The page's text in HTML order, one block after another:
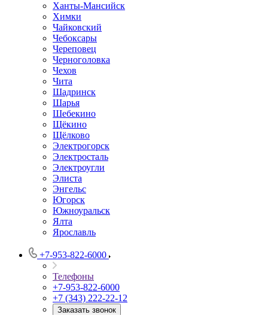
Ханты-Мансийск
Химки
Чайковский
Чебоксары
Череповец
Черноголовка
Чехов
Чита
Шадринск
Шарья
Шебекино
Щёкино
Щёлково
Электрогорск
Электросталь
Электроугли
Элиста
Энгельс
Югорск
Южноуральск
Ялта
Ярославль
+7-953-822-6000
Телефоны
+7-953-822-6000
+7 (343) 222-22-12
Заказать звонок